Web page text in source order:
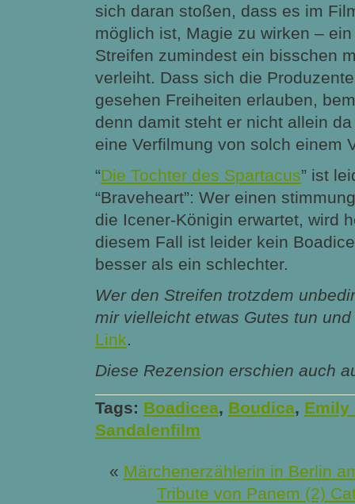
sich daran stoßen, dass es im
möglich ist, Magie zu wirken –
Streifen zumindest ein bisschen
verleiht. Dass sich die
gesehen Freiheiten erlauben,
denn damit steht er nicht allein
eine Verfilmung von solch einem
“Die Tochter des Spartacus” ist
“Braveheart”: Wer einen
die Icener-Königin erwartet, wird
diesem Fall ist leider kein
besser als ein schlechter.
Wer den Streifen trotzdem
mir vielleicht etwas Gutes tun und
Link.
Diese Rezension erschien auch
Tags: Boadicea, Boudica, Emily
Sandalenfilm
« Märchenerzählerin in Berlin
Tribute von Panem (2)